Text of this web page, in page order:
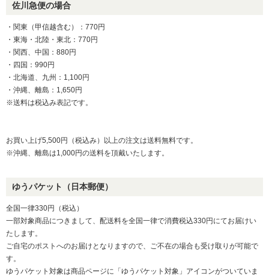
佐川急便の場合
・関東（甲信越含む）：770円
・東海・北陸・東北：770円
・関西、中国：880円
・四国：990円
・北海道、九州：1,100円
・沖縄、離島：1,650円
※送料は税込み表記です。
お買い上げ5,500円（税込み）以上の注文は送料無料です。
※沖縄、離島は1,000円の送料を頂戴いたします。
ゆうパケット（日本郵便）
全国一律330円（税込）
一部対象商品につきまして、配送料を全国一律で消費税込330円にてお届けい
たします。
ご自宅のポストへのお届けとなりますので、ご不在の場合も受け取りが可能で
す。
ゆうパケット対象は商品ページに「ゆうパケット対象」アイコンがついていま